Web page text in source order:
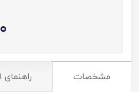
مشخصات راهنمای